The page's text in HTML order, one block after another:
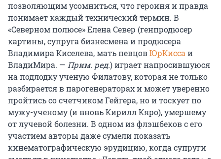
позволяющим усомниться, что героиня и правда
понимает каждый технический термин. В
«Северном полюсе» Елена Север (генпродюсер
картины, супруга бизнесмена и продюсера
Владимира Киселева, мать певцовЮрКисса и
ВладиМира. — Прим. ред.) играет напросившуюся
на подлодку ученую Филатову, которая не только
разбирается в парогенераторах и может уверенно
пройтись со счетчиком Гейгера, но и тоскует по
мужу-ученому (и вновь Кирилл Кяро), умершему
от лучевой болезни. В одном из флэшбеков с его
участием авторы даже сумели показать
кинематографическую эрудицию, когда супруги